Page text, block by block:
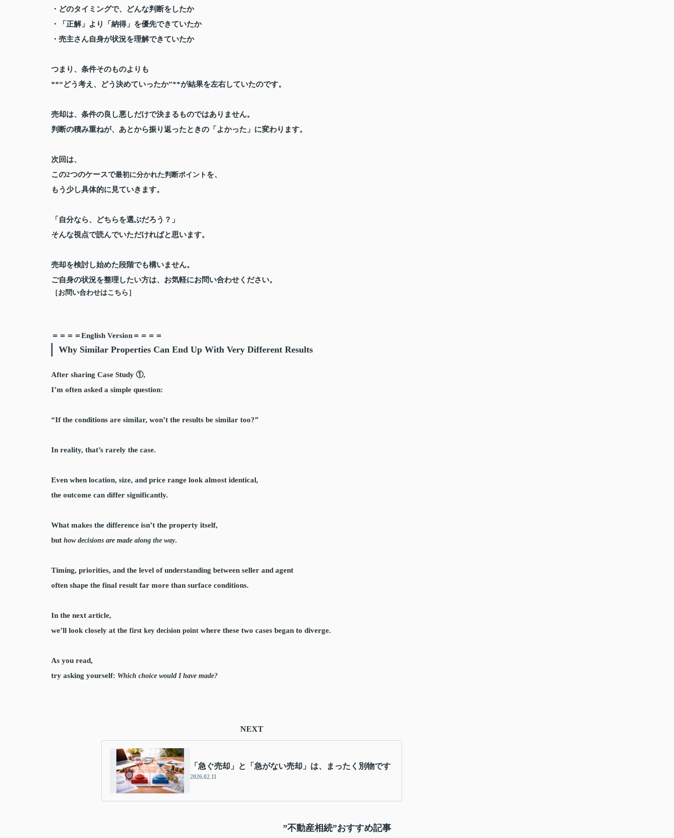
・どのタイミングで、どんな判断をしたか
・「正解」より「納得」を優先できていたか
・売主さん自身が状況を理解できていたか
つまり、条件そのものよりも
**“どう考え、どう決めていったか”**が結果を左右していたのです。
売却は、条件の良し悪しだけで決まるものではありません。
判断の積み重ねが、あとから振り返ったときの「よかった」に変わります。
次回は、
この2つのケースで最初に分かれた判断ポイント を、
もう少し具体的に見ていきます。
「自分なら、どちらを選ぶだろう？」
そんな視点で読んでいただければと思います。
売却を検討し始めた段階でも構いません。
ご自身の状況を整理したい方は、お気軽にお問い合わせください。
［お問い合わせはこちら］
＝＝＝＝English Version＝＝＝＝
Why Similar Properties Can End Up With Very Different Results
After sharing Case Study ①,
I’m often asked a simple question:
“If the conditions are similar, won’t the results be similar too?”
In reality, that’s rarely the case.
Even when location, size, and price range look almost identical,
the outcome can differ significantly.
What makes the difference isn’t the property itself,
but how decisions are made along the way.
Timing, priorities, and the level of understanding between seller and agent
often shape the final result far more than surface conditions.
In the next article,
we’ll look closely at the first key decision point where these two cases began to diverge.
As you read,
try asking yourself: Which choice would I have made?
NEXT
「急ぐ売却」と「急がない売却」は、まったく別物です
2026.02.11
”不動産相続”おすすめ記事